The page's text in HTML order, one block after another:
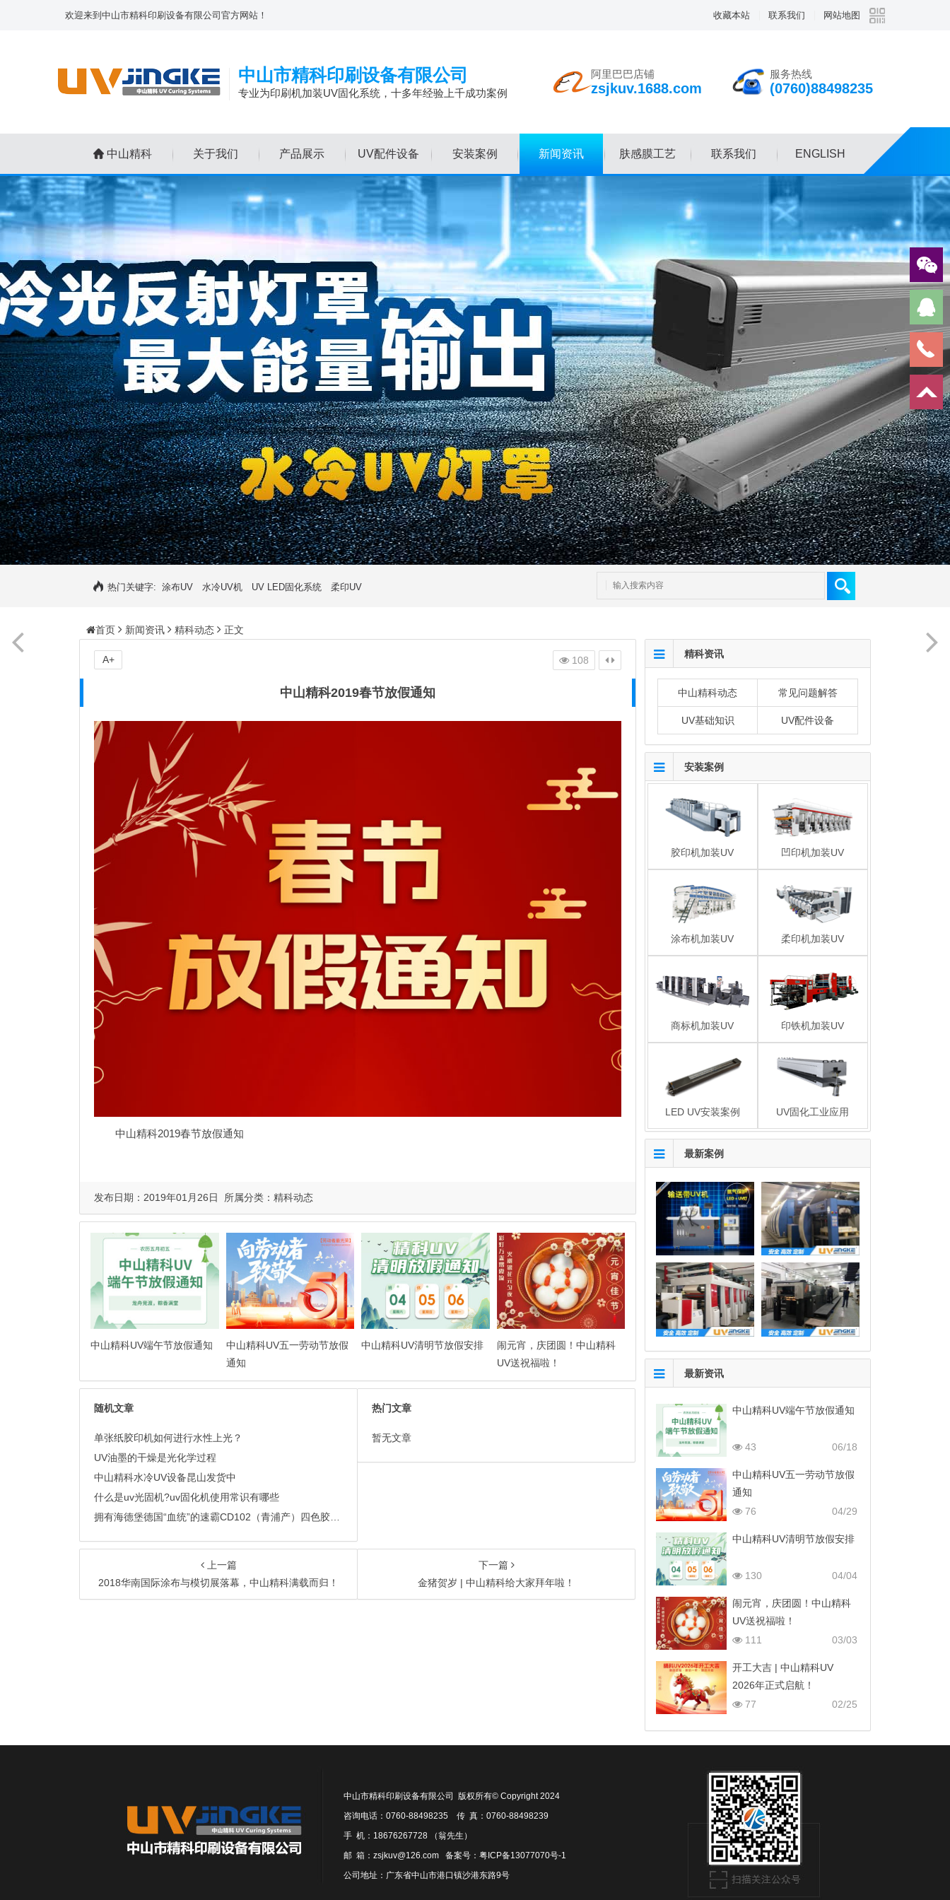
欢迎来到中山市精科印刷设备有限公司官方网站！ 收藏本站 联系我们 网站地图
中山市精科印刷设备有限公司
专业为印刷机加装UV固化系统，十多年经验上千成功案例
阿里巴巴店铺
zsjkuv.1688.com
服务热线
(0760)88498235
中山精科 关于我们 产品展示 UV配件设备 安装案例 新闻资讯 肤感膜工艺 联系我们 ENGLISH
热门关键字: 涂布UV 水冷UV机 UV LED固化系统 柔印UV
首页 新闻资讯 精科动态 正文
中山精科2019春节放假通知
中山精科2019春节放假通知
108
A+
发布日期：2019年01月26日 所属分类： 精科动态
中山精科UV端午节放假通知
中山精科UV五一劳动节放假
通知
中山精科UV清明节放假安排
闹元宵，庆团圆！中山精科
UV送祝福啦！
随机文章
单张纸胶印机如何进行水性上光？
UV油墨的干燥是光化学过程
中山精科水冷UV设备昆山发货中
什么是uv光固机?uv固化机使用常识有哪些
热门文章
暂无文章
上一篇
2018华南国际涂布与模切展落幕，中山精科满载而归！
下一篇
金猪贺岁 | 中山精科给大家拜年啦！
精科资讯
中山精科动态 常见问题解答
UV基础知识 UV配件设备
安装案例
胶印机加装UV 凹印机加装UV
涂布机加装UV 柔印机加装UV
商标机加装UV 印铁机加装UV
LED UV安装案例 UV固化工业应用
最新案例
最新资讯
中山精科UV端午节放假通知
06/18
43
中山精科UV五一劳动节放假
通知
04/29
76
中山精科UV清明节放假安排
04/04
130
闹元宵，庆团圆！中山精科
UV送祝福啦！
03/03
111
开工大吉 | 中山精科UV
2026年正式启航！
02/25
77
中山市精科印刷设备有限公司 版权所有© Copyright 2024
咨询电话：0760-88498235 传 真：0760-88498239
手 机：18676267728 （翁先生）
邮 箱：zsjkuv@126.com 备案号： 粤ICP备13077070号-1
公司地址：广东省中山市港口镇沙港东路9号